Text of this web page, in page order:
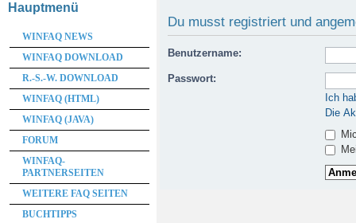
Du musst registriert und
Benutzername:
Passwort:
Ich
Die
Hauptmenü
WINFAQ NEWS
WINFAQ DOWNLOAD
R.-S.-W. DOWNLOAD
WINFAQ (HTML)
WINFAQ (JAVA)
FORUM
WINFAQ-
PARTNERSEITEN
WEITERE FAQ SEITEN
BUCHTIPPS